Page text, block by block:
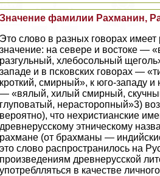
Значение фамилии Рахманин,
Это слово в разных говорах имеет
значение: на севере и востоке —
разгульный, хлебосольный
западе и в псковских говорах —
кроткий, смирный», к юго-западу и
— «вялый, хилый смирный,
глуповатый, нерасторопный»3)
вероятно), что нехристианские
древнерусскому этническому
рахмане (от брахманы —
это слово распространилось на
произведениям древнерусской
употрeблляться в качестве